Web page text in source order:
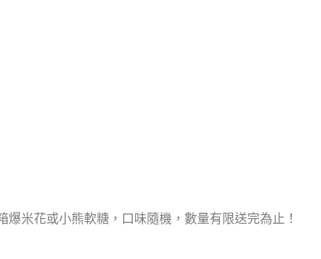
爆米花或小熊軟糖，口味隨機，數量有限送完為止！